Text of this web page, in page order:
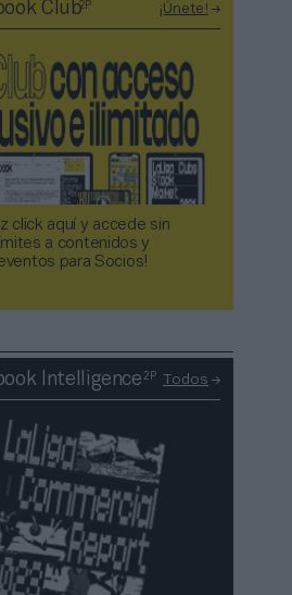
Club2P ¡Únete!
click aquí y accede sin
a contenidos y
para Socios!​​​​​​​
Intelligence2P Todos